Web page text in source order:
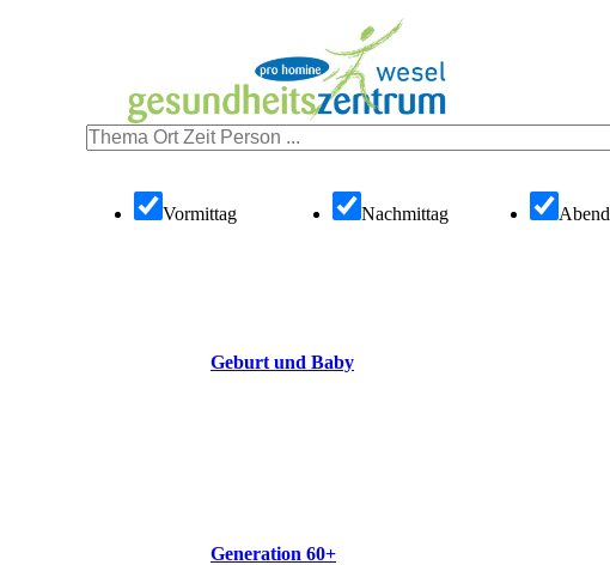
Vormittag Nachmittag Abend
Geburt und Baby
Generation 60+